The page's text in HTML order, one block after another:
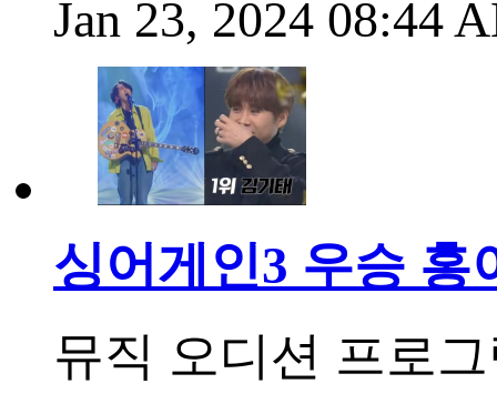
Jan 23, 2024 08:44
싱어게인3 우승 홍
뮤직 오디션 프로